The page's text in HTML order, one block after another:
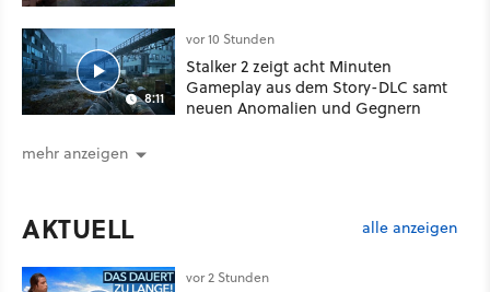
8:11
vor 10 Stunden
Stalker 2 zeigt acht Minuten
Gameplay aus dem Story-DLC samt
neuen Anomalien und Gegnern
mehr anzeigen
AKTUELL alle anzeigen
vor 2 Stunden